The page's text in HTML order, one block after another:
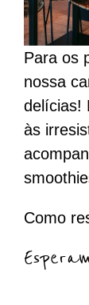
Para os
nossa
delícias!
às
Como